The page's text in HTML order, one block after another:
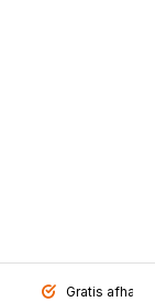
Gratis